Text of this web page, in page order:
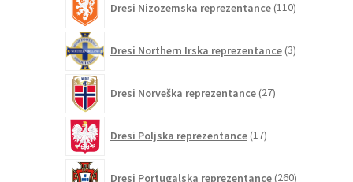
Dresi Nizozemska reprezentance 110izdelkov
Dresi Northern Irska reprezentance 3izdelki
Dresi Norveška reprezentance 27izdelkov
Dresi Poljska reprezentance 17izdelkov
Dresi Portugalska reprezentance 260